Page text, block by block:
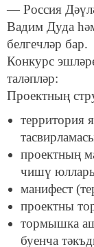
— Россия
Вадим Дуда
белгечләр бар.
Конкурс
таләпләр:
Проектның
территория
проектның
чишү
манифест
проектны
тормышка
буенча